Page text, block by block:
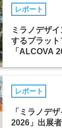
レポート
ミラノデザ
するプラット
「ALCOVA
レポート
「ミラノデ
2026」出展